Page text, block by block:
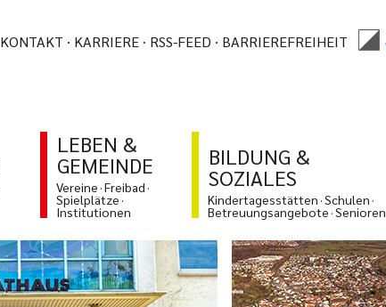
KONTAKT KARRIERE RSS-FEED BARRIEREFREIHEIT
LEBEN &
GEMEINDE
Vereine Freibad
Spielplätze
Institutionen
BILDUNG &
SOZIALES
Kindertagesstätten Schulen
Betreuungsangebote Senioren